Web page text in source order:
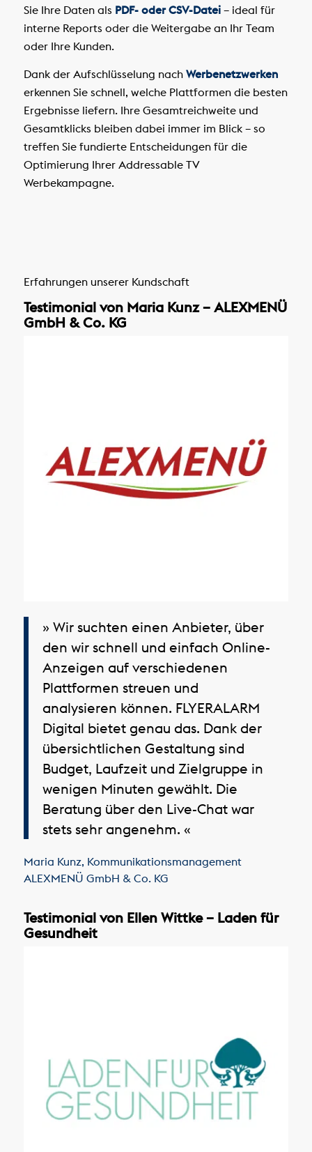
Sie Ihre Daten als PDF- oder CSV-Datei– ideal für
interne Reports oder die Weitergabe an Ihr Team
oder Ihre Kunden.
Dank der Aufschlüsselung nach Werbenetzwerken
erkennen Sie schnell, welche Plattformen die besten
Ergebnisse liefern. Ihre Gesamtreichweite und
Gesamtklicks bleiben dabei immer im Blick – so
treffen Sie fundierte Entscheidungen für die
Optimierung Ihrer Addressable TV
Werbekampagne.
Erfahrungen unserer Kundschaft
Testimonial von Maria Kunz – ALEXMENÜ
GmbH & Co. KG
» Wir suchten einen Anbieter, über
den wir schnell und einfach Online-
Anzeigen auf verschiedenen
Plattformen streuen und
analysieren können. FLYERALARM
Digital bietet genau das. Dank der
übersichtlichen Gestaltung sind
Budget, Laufzeit und Zielgruppe in
wenigen Minuten gewählt. Die
Beratung über den Live-Chat war
stets sehr angenehm. «
Maria Kunz, Kommunikationsmanagement
ALEXMENÜ GmbH & Co. KG
Testimonial von Ellen Wittke – Laden für
Gesundheit